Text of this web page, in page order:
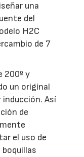
una
del
H2C
de 7
200º y
un original
Así
de
el uso de